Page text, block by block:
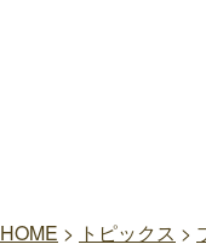
HOME > トピックス >